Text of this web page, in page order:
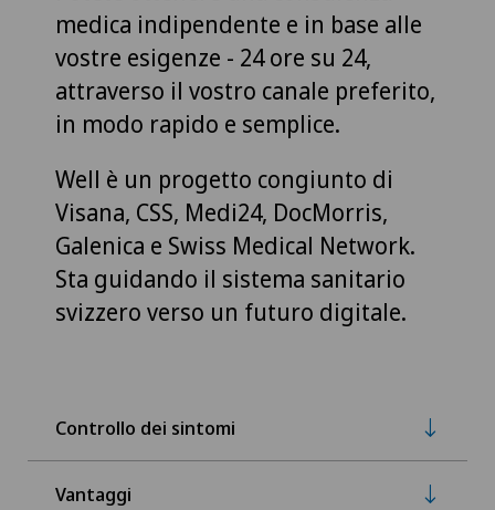
medica indipendente e in base alle
vostre esigenze - 24 ore su 24,
attraverso il vostro canale preferito,
in modo rapido e semplice.
Well è un progetto congiunto di
Visana, CSS, Medi24, DocMorris,
Galenica e Swiss Medical Network.
Sta guidando il sistema sanitario
svizzero verso un futuro digitale.
Controllo dei sintomi
Vantaggi